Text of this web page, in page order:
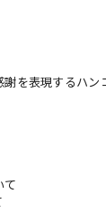
謝を表現するハン
て